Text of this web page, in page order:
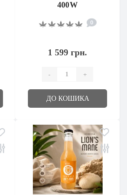
400W
0
1 599 грн.
- +
ДО КОШИКА